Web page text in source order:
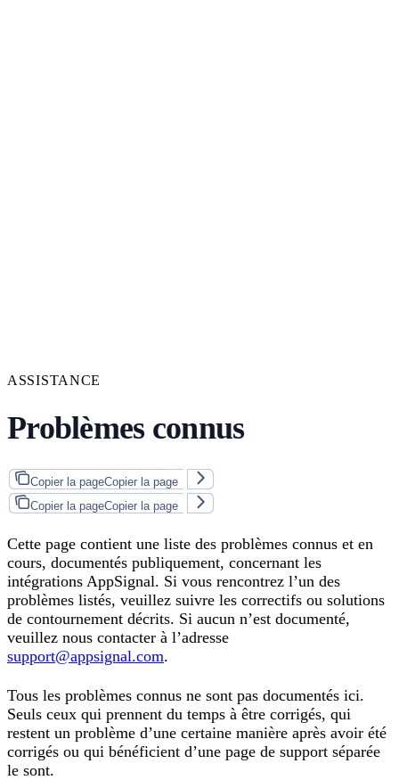
ASSISTANCE
Problèmes connus
Copier la pageCopier la page
Copier la pageCopier la page
Cette page contient une liste des problèmes connus et en
cours, documentés publiquement, concernant les
intégrations AppSignal. Si vous rencontrez l’un des
problèmes listés, veuillez suivre les correctifs ou solutions
de contournement décrits. Si aucun n’est documenté,
veuillez nous contacter à l’adresse
support@appsignal.com.
Tous les problèmes connus ne sont pas documentés ici.
Seuls ceux qui prennent du temps à être corrigés, qui
restent un problème d’une certaine manière après avoir été
corrigés ou qui bénéficient d’une page de support séparée
le sont.